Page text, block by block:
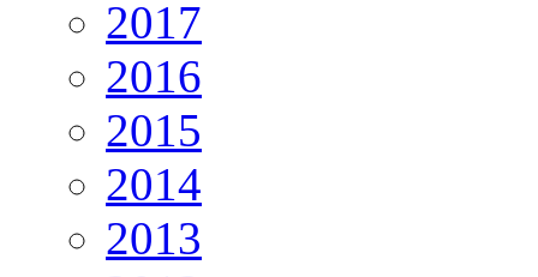
2017
2016
2015
2014
2013